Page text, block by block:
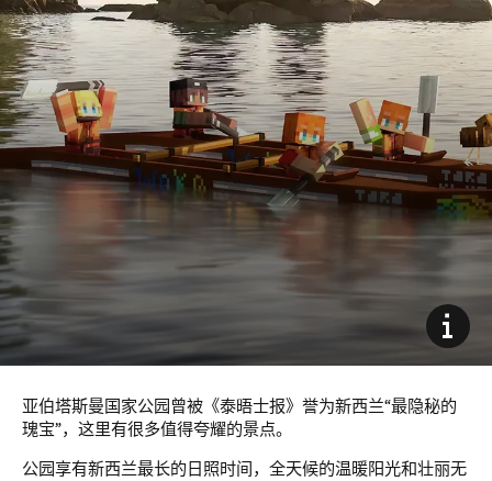
亚伯塔斯曼国家公园曾被《泰晤士报》誉为新西兰“最隐秘的
瑰宝”，这里有很多值得夸耀的景点。
公园享有新西兰最长的日照时间，全天候的温暖阳光和壮丽无